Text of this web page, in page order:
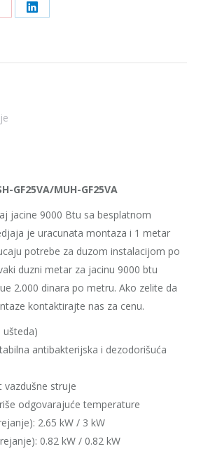
Share
LinkedIn
GF25VA/MUH-GF25VA
jacine 9000 Btu sa besplatnom
je uracunata montaza i 1 metar
potrebe za duzom instalacijom po
duzni metar za jacinu 9000 btu
2.000 dinara po metru. Ako zelite da
kontaktirajte nas za cenu.
ušteda)
antibakterijska i dezodorišuća
vazdušne struje
odgovarajuće temperature
2.65 kW / 3 kW
0.82 kW / 0.82 kW